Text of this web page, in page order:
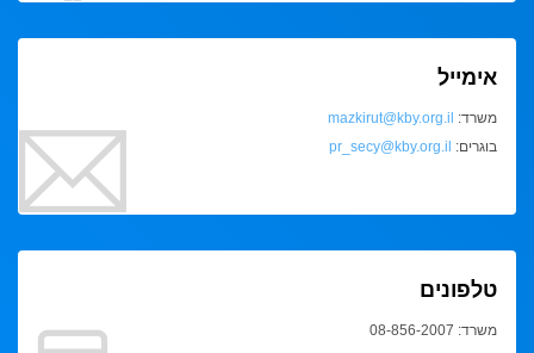
אימייל
משרד: mazkirut@kby.org.il
בוגרים: pr_secy@kby.org.il
טלפונים
משרד: 08-856-2007